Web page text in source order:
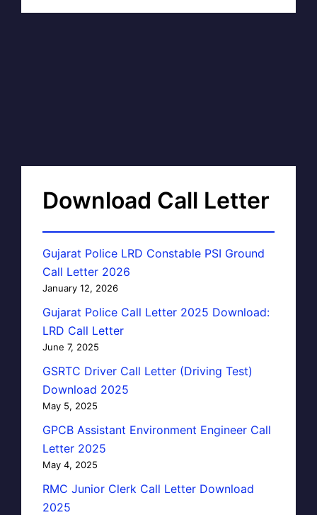
Download Call Letter
Gujarat Police LRD Constable PSI Ground
Call Letter 2026
January 12, 2026
Gujarat Police Call Letter 2025 Download:
LRD Call Letter
June 7, 2025
GSRTC Driver Call Letter (Driving Test)
Download 2025
May 5, 2025
GPCB Assistant Environment Engineer Call
Letter 2025
May 4, 2025
RMC Junior Clerk Call Letter Download
2025